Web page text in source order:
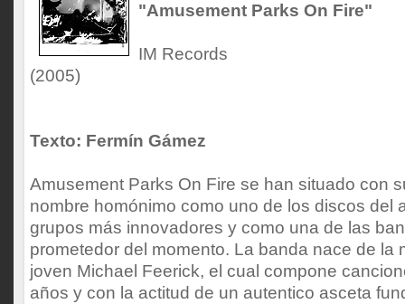
"Amusement Parks On Fire"
IM Records
(2005)
Texto: Fermín Gámez
Amusement Parks On Fire se han situado con
nombre homónimo como uno de los discos del
grupos más innovadores y como una de las
prometedor del momento. La banda nace de la
joven Michael Feerick, el cual compone
años y con la actitud de un autentico asceta